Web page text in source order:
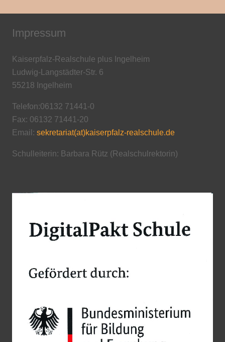
Impressum
Kaiserpfalz-Realschule plus Ingelheim
Ludwig-Langstädter-Str. 6
55218 Ingelheim
Telefon:06132 71441-0
Fax: 06132 71441-20
Email: sekretariat(at)kaiserpfalz-realschule.de
Schulleiterin: Barbara Rütz (Realschulrektorin)